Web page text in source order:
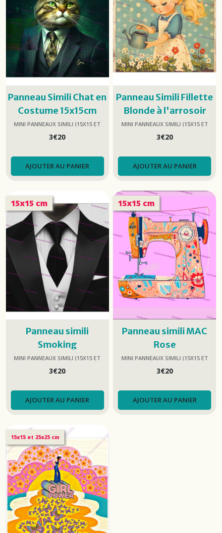
Panneau Simili Chat en
Costume 15x15cm
MINI PANNEAUX SIMILI (15X15 ET
3€20
AJOUTER AU PANIER
Panneau Simili Fillette
Blonde à l'arrosoir
15x15cm
MINI PANNEAUX SIMILI (15X15 ET
3€20
AJOUTER AU PANIER
15x15 cm
Panneau simili
Smoking
MINI PANNEAUX SIMILI (15X15 ET
3€20
AJOUTER AU PANIER
15x15 cm
Panneau simili MAC
Rose
MINI PANNEAUX SIMILI (15X15 ET
3€20
AJOUTER AU PANIER
15x15 et 25x25 cm